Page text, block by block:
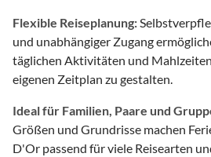
Flexible Reiseplanung:
und unabhängiger Zugang
täglichen Aktivitäten und
eigenen Zeitplan zu gestalten.
Ideal für Familien, Paare und
Größen und Grundrisse machen
D'Or passend für viele Reisearten